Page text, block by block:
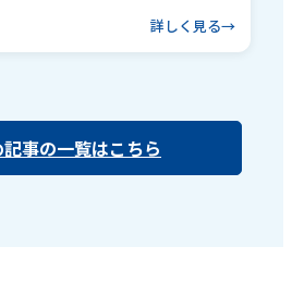
詳しく見る
事の一覧はこちら